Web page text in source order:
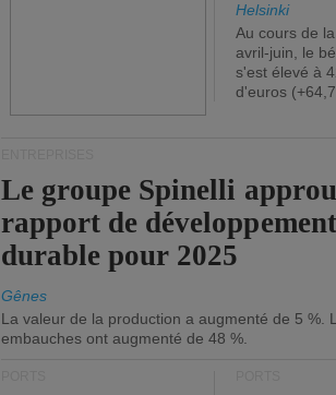
Helsinki
Au cours de
avril-juin, le
s'est élevé à
d'euros
Le groupe Spinelli
rapport de développement
durable pour 2025
Gênes
La valeur de la production a augmenté de 5 %.
embauches ont augmenté de 48 %.